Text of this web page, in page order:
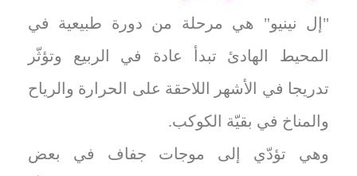
"إل نينيو" هي مرحلة من دورة طبيعية في
المحيط الهادئ تبدأ عادة في الربيع وتؤثّر
تدريجا في الأشهر اللاحقة على الحرارة والرياح
والمناخ في بقيّة الكوكب.
وهي تؤدّي إلى موجات جفاف في بعض